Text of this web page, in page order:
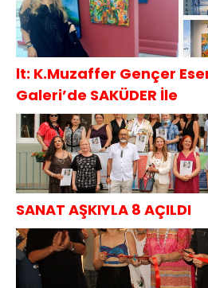
lt: K.Muzaffer Gençer
Galeri’de SAKÜDER İle
SANAT AŞKIYLA 8 AÇILDI